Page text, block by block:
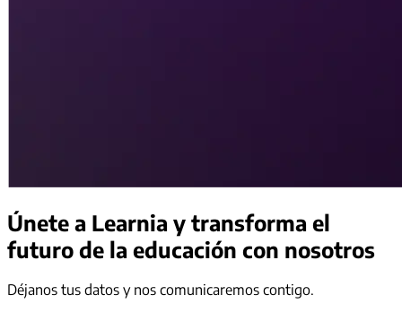
Únete a Learnia y transforma el
futuro de la educación con nosotros
Déjanos tus datos y nos comunicaremos contigo.